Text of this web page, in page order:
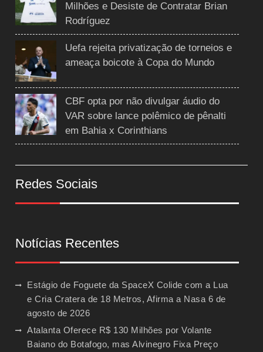
Milhões e Desiste de Contratar Brian
Rodríguez
Uefa rejeita privatização de torneios e
ameaça boicote à Copa do Mundo
CBF opta por não divulgar áudio do
VAR sobre lance polêmico de pênalti
em Bahia x Corinthians
Redes Sociais
Notícias Recentes
Estágio de Foguete da SpaceX Colide com a Lua
e Cria Cratera de 18 Metros, Afirma a Nasa 6 de
agosto de 2026
Atalanta Oferece R$ 130 Milhões por Volante
Baiano do Botafogo, mas Alvinegro Fixa Preço